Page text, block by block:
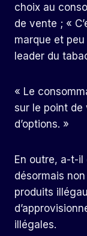
choix au
de vente ; «
marque et
leader du
« Le
sur le point de
d’options. »
En outre, a-t-il
désormais
produits
illégales.